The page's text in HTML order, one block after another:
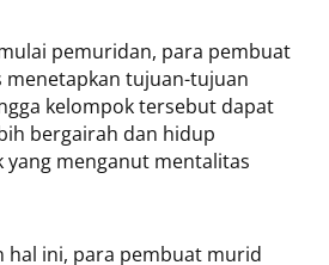
pemuridan, para pembuat
tujuan-tujuan
kelompok tersebut dapat
bergairah dan hidup
yang menganut mentalitas
hal ini, para pembuat murid